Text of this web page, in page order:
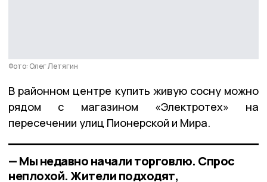
Фото: Олег Летягин
В районном центре купить живую сосну можно
рядом с магазином «Электротех» на
пересечении улиц Пионерской и Мира.
— Мы недавно начали торговлю. Спрос
неплохой. Жители подходят,